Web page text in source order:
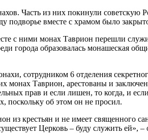
Часть из них покинули
подворье вместе с храмом было
с ними монах Таврион перешли
города образовалась монашеская
сотрудником 6 отделения
монах Таврион, арестованы и
прав и если лишен, то когда, и
поскольку об этом он не просил.
из крестьян и не имеет священного
Церковь – буду служить ей», –